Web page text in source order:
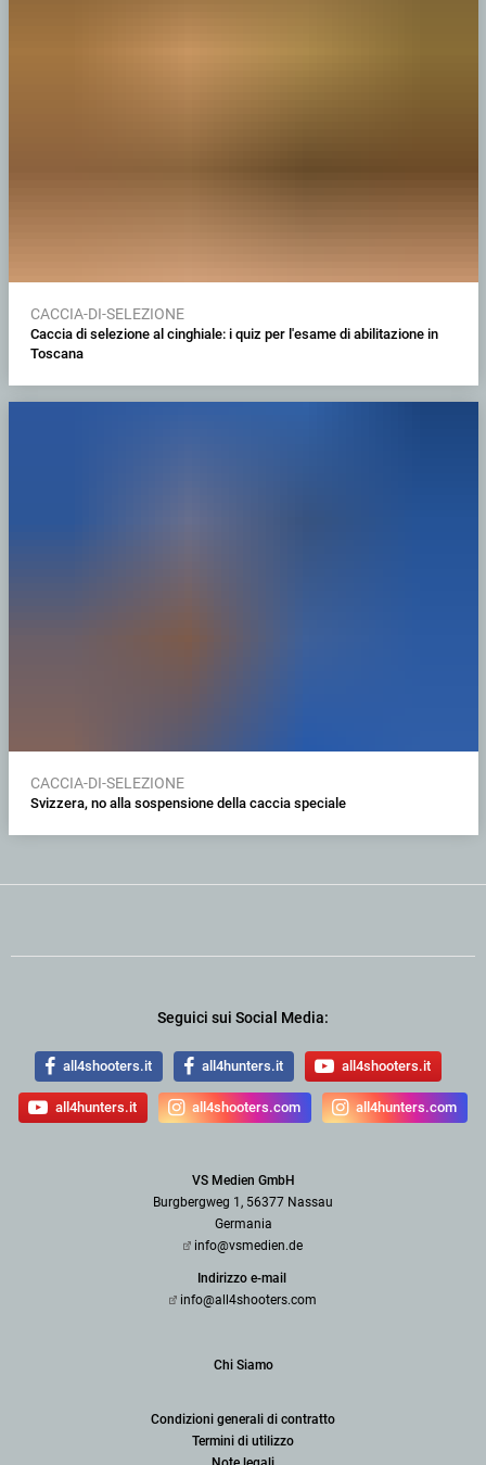
CACCIA-DI-SELEZIONE
Caccia di selezione al cinghiale: i quiz per l'esame di abilitazione in
Toscana
CACCIA-DI-SELEZIONE
Svizzera, no alla sospensione della caccia speciale
Seguici sui Social Media:
all4shooters.it all4hunters.it all4shooters.it
all4hunters.it all4shooters.com all4hunters.com
VS Medien GmbH
Burgbergweg 1, 56377 Nassau
Germania
info@vsmedien.de
Indirizzo e-mail
info@all4shooters.com
Chi Siamo
Condizioni generali di contratto
Termini di utilizzo